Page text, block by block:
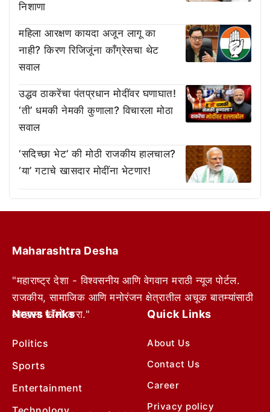
निशाणा
महिला आरक्षण कायदा अजून लागू का
नाही? किरण रिजिजूंना काँग्रेसचा थेट
सवाल
उद्धव ठाकरेंचा पंतप्रधान मोदींवर घणाघात!
‘ती’ धमकी नेमकी कुणाला? विचारला मोठा
सवाल
‘सदिच्छा भेट’ की मोठी राजकीय हालचाल?
‘या’ गटाचे खासदार मोदींना भेटणार!
Maharashtra Desha
"महाराष्ट्र देशा - विश्वसनीय आणि वेगवान मराठी न्यूज पोर्टल.
राजकीय, सामाजिक आणि मनोरंजन क्षेत्रातील अचूक बातम्यांसाठी
आम्हाला फॉलो करा."
News Links
Politics
Sports
Entertainment
Quick Links
About Us
Contact Us
Career
Privacy policy